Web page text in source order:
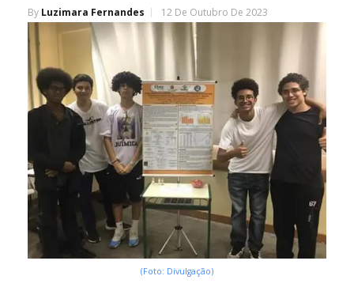
By Luzimara Fernandes 12 De Outubro De 2023
(Foto: Divulgação)